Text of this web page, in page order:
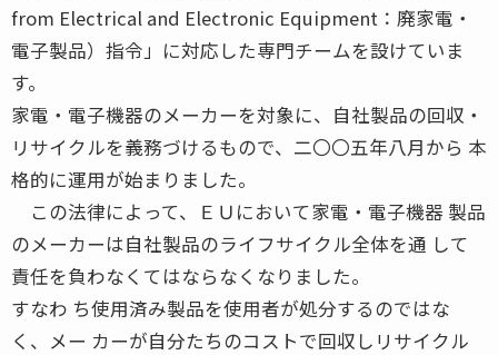
from Electrical and Electronic Equipment：廃家電・
電子製品）指令」に対応した専門チームを設けていま
す。
家電・電子機器のメーカーを対象に、自社製品の回収・
リサイクルを義務づけるもので、二〇〇五年八月から 本
格的に運用が始まりました。
この法律によって、ＥＵにおいて家電・電子機器 製品
のメーカーは自社製品のライフサイクル全体を通 して
責任を負わなくてはならなくなりました。
すなわ ち使用済み製品を使用者が処分するのではな
く、メー カーが自分たちのコストで回収しリサイクル